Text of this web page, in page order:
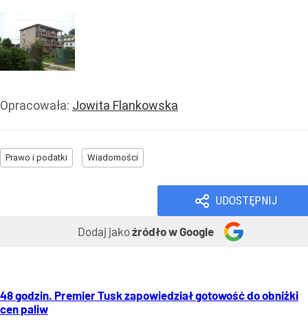
Opracowała: Jowita Flankowska
Prawo i podatki Wiadomości
UDOSTĘPNIJ
Dodaj jakoźródło w Google
48 godzin. Premier Tusk zapowiedział gotowość do obniżki
cen paliw